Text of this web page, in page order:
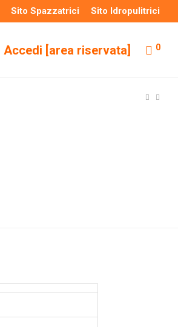
Sito Spazzatrici Sito Idropulitrici
Accedi [area riservata] 0